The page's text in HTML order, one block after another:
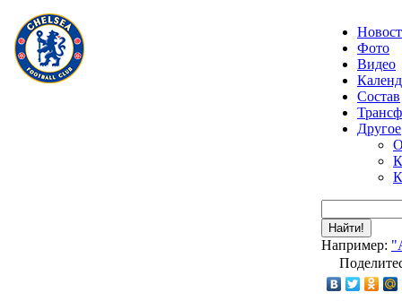
Фото
Видео
Состав
Другое
Найти!
Например: